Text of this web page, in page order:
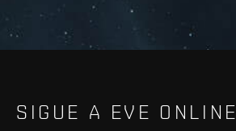
SIGUE A EVE ONLINE